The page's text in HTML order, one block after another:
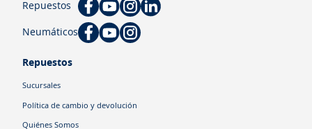
Repuestos
Neumáticos
Repuestos
Sucursales
Política de cambio y devolución
Quiénes Somos